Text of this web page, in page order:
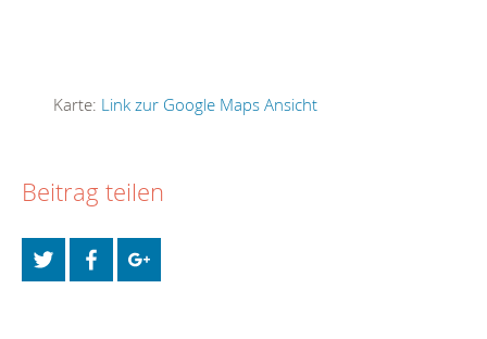
Karte: Link zur Google Maps Ansicht
Beitrag teilen